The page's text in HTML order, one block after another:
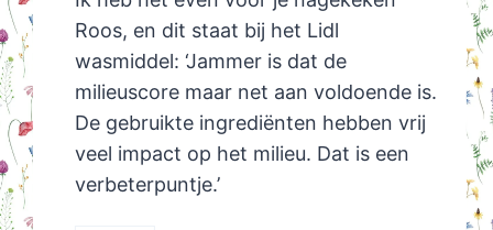
Roos, en dit staat bij het Lidl
wasmiddel: ‘Jammer is dat de
milieuscore maar net aan voldoende is.
De gebruikte ingrediënten hebben vrij
veel impact op het milieu. Dat is een
verbeterpuntje.’